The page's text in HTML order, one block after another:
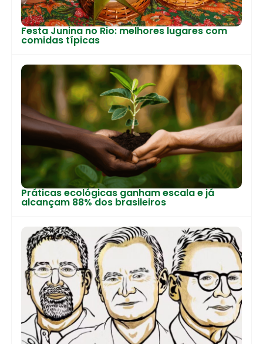
Festa Junina no Rio: melhores lugares com
comidas típicas
Práticas ecológicas ganham escala e já
alcançam 88% dos brasileiros